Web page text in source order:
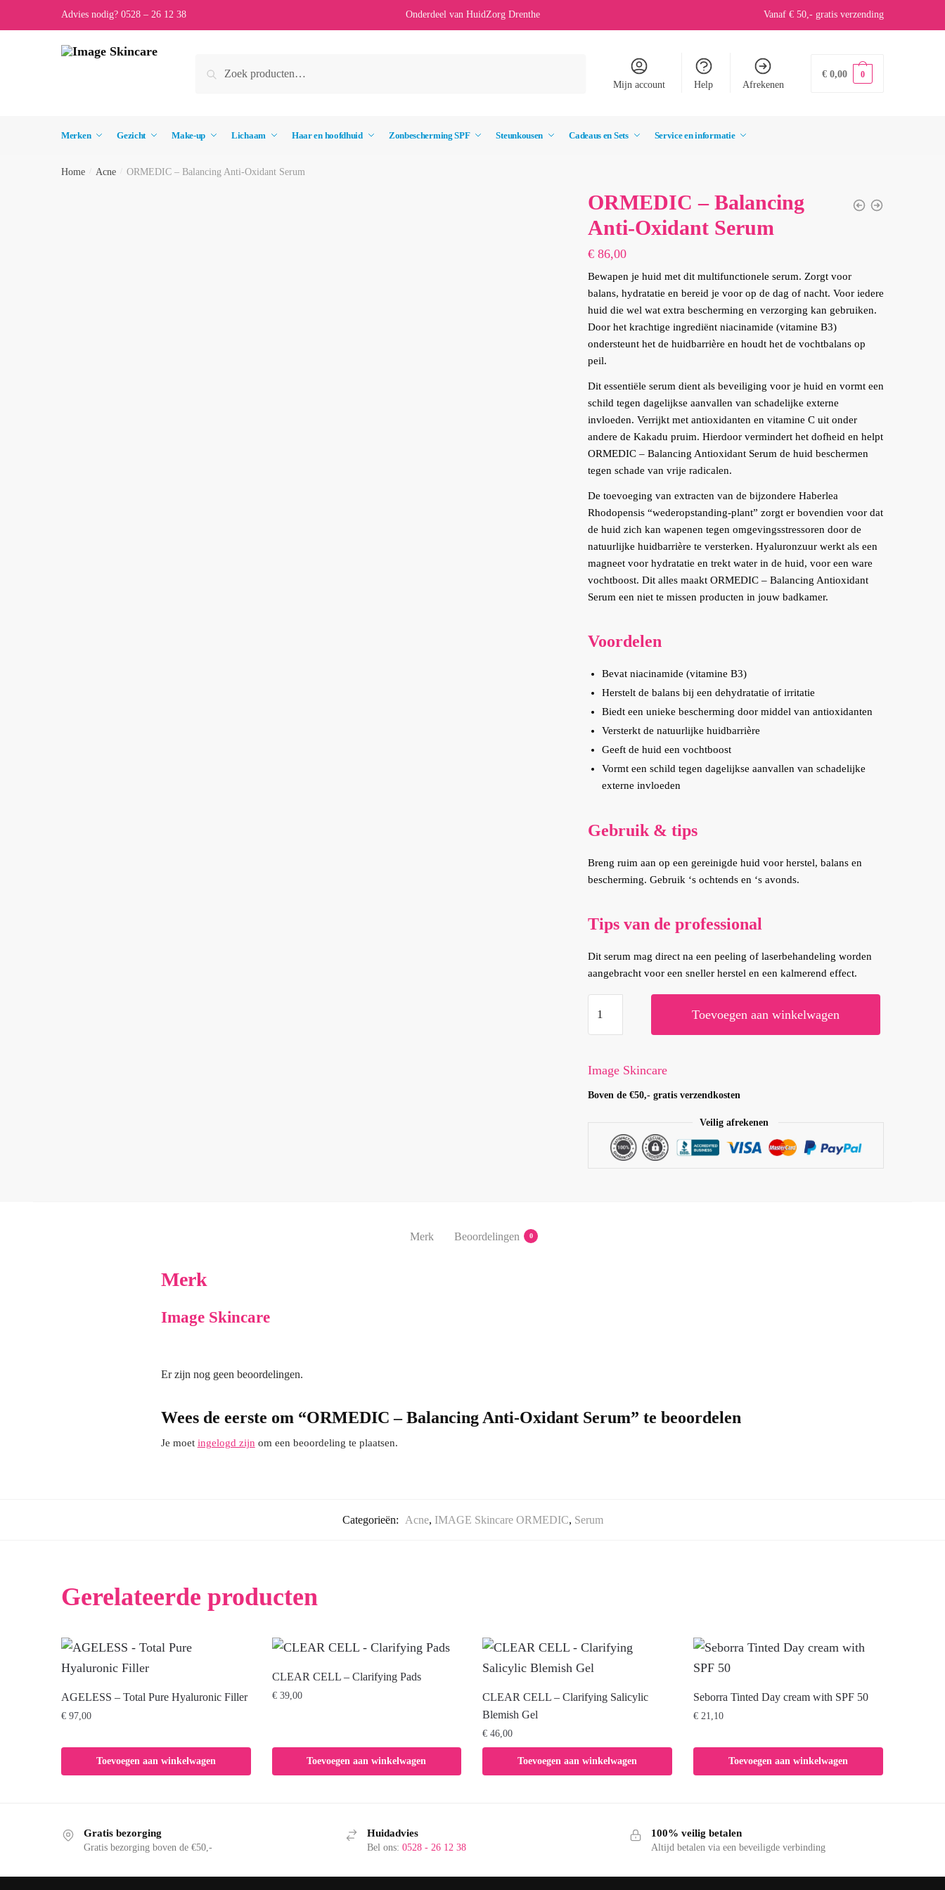
to
to
Advies nodig? 0528 – 26 12 38 Onderdeel van HuidZorg Drenthe Vanaf € 50,- gratis verzending
Zoeken
Mijn account Help Afrekenen
€ 0,00 0
Merken Gezicht Make-up Lichaam Haar en hoofdhuid Zonbescherming SPF Steunkousen Cadeaus en Sets Service en informatie
Home Acne ORMEDIC – Balancing Anti-Oxidant Serum
ORMEDIC – Balancing
Anti-Oxidant Serum
€86,00
Bewapen je huid met dit multifunctionele serum. Zorgt voor
balans, hydratatie en bereid je voor op de dag of nacht. Voor iedere
huid die wel wat extra bescherming en verzorging kan gebruiken.
Door het krachtige ingrediënt niacinamide (vitamine B3)
ondersteunt het de huidbarrière en houdt het de vochtbalans op
peil.
Dit essentiële serum dient als beveiliging voor je huid en vormt een
schild tegen dagelijkse aanvallen van schadelijke externe
invloeden. Verrijkt met antioxidanten en vitamine C uit onder
andere de Kakadu pruim. Hierdoor vermindert het dofheid en helpt
ORMEDIC – Balancing Antioxidant Serum de huid beschermen
tegen schade van vrije radicalen.
De toevoeging van extracten van de bijzondere Haberlea
Rhodopensis “wederopstanding-plant” zorgt er bovendien voor dat
de huid zich kan wapenen tegen omgevingsstressoren door de
natuurlijke huidbarrière te versterken. Hyaluronzuur werkt als een
magneet voor hydratatie en trekt water in de huid, voor een ware
vochtboost. Dit alles maakt ORMEDIC – Balancing Antioxidant
Serum een niet te missen producten in jouw badkamer.
Voordelen
Bevat niacinamide (vitamine B3)
Herstelt de balans bij een dehydratatie of irritatie
Biedt een unieke bescherming door middel van antioxidanten
Versterkt de natuurlijke huidbarrière
Geeft de huid een vochtboost
Vormt een schild tegen dagelijkse aanvallen van schadelijke
externe invloeden
Gebruik & tips
Breng ruim aan op een gereinigde huid voor herstel, balans en
bescherming. Gebruik ‘s ochtends en ‘s avonds.
Tips van de professional
Dit serum mag direct na een peeling of laserbehandeling worden
aangebracht voor een sneller herstel en een kalmerend effect.
Anti-
Toevoegen aan winkelwagen
Image Skincare
Boven de €50,- gratis verzendkosten
Veilig afrekenen
Merk Beoordelingen 0
Merk
Image Skincare
Er zijn nog geen beoordelingen.
Wees de eerste om “ORMEDIC – Balancing Anti-Oxidant Serum” te beoordelen
Je moet ingelogd zijn om een beoordeling te plaatsen.
Categorieën: Acne, IMAGE Skincare ORMEDIC, Serum
Gerelateerde producten
AGELESS – Total Pure Hyaluronic Filler
€ 97,00
Toevoegen aan winkelwagen
CLEAR CELL – Clarifying Pads
€39,00
Toevoegen aan winkelwagen
CLEAR CELL – Clarifying Salicylic
Blemish Gel
€ 46,00
Toevoegen aan winkelwagen
Seborra Tinted Day cream with SPF 50
€21,10
Toevoegen aan winkelwagen
Gratis bezorging
Gratis bezorging boven de €50,-
Huidadvies
Bel ons:0528 - 26 12 38
100% veilig betalen
Altijd betalen via een beveiligde verbinding